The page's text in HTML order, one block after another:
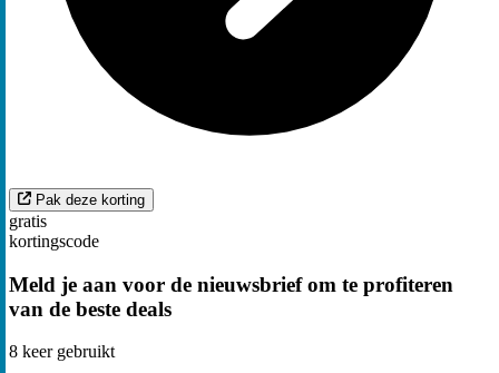
Pak deze korting
gratis
kortingscode
Meld je aan voor de nieuwsbrief om te profiteren
van de beste deals
8 keer gebruikt